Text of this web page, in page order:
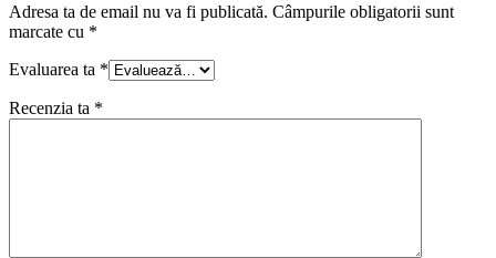
Adresa ta de email nu va fi publicată. Câmpurile obligatorii sunt
marcate cu *
Evaluarea ta *
Recenzia ta *